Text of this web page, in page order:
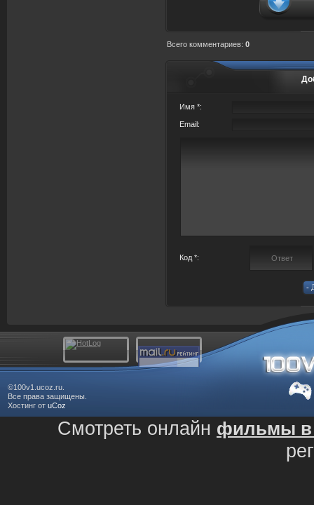
Всего комментариев: 0
Имя *:
Email:
Код *:
©100v1.ucoz.ru.
Все права защищены.
Хостинг от uCoz
Смотреть онлайн фильмы в